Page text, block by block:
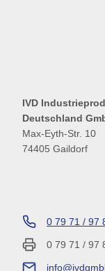
IVD
Deutschland
Max-Eyth-Str. 10
74405 Gaildorf
0 79 71 / 97
0 79 71 / 97